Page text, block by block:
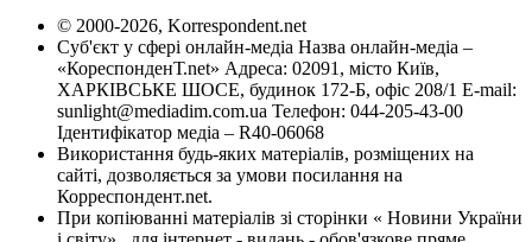
© 2000-2026, Korrespondent.net
Суб'єкт у сфері онлайн-медіа Назва онлайн-медіа –
«КореспонденТ.net» Адреса: 02091, місто Київ,
ХАРКІВСЬКЕ ШОСЕ, будинок 172-Б, офіс 208/1 E-mail:
sunlight@mediadim.com.ua Телефон: 044-205-43-00
Ідентифікатор медіа – R40-06068
Використання будь-яких матеріалів, розміщених на
сайті, дозволяється за умови посилання на
Корреспондент.net.
При копіюванні матеріалів зі сторінки « Новини України